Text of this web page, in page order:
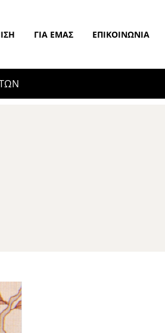
ΓΙΑ ΕΜΆΣ ΕΠΙΚΟΙΝΩΝΊΑ